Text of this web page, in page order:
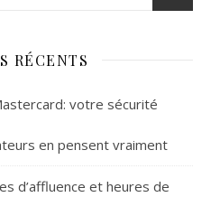
RÉCENTS
votre sécurité
en pensent vraiment
d’affluence et heures de